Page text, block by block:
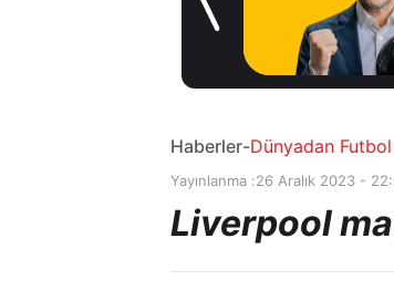
Haberler-Dünyadan Futbol
Yayınlanma :26 Aralık 2023 -
Liverpool